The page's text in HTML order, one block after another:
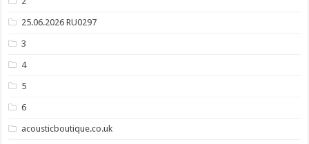
25.06.2026 RU0297
3
4
5
6
acousticboutique.co.uk